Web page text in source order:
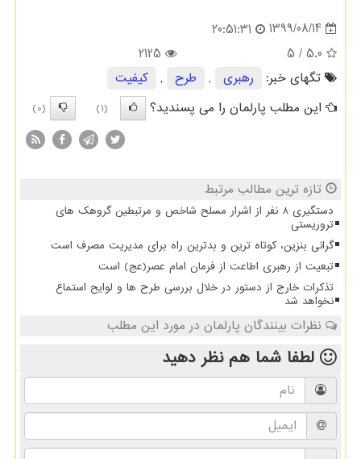
1399/08/14
20:51:31
5.0
/ 5
2125
تگهای خبر:
رهبری , طرح ,
كیفیت
این مطلب پارلمان را می پسندید؟
(1)
(0)
تازه ترین مطالب مرتبط
دستگیری 8 نفر از اشرار مسلح شاخص و مرتبطین گروهک های
تروریستی
گرانی بنزین، کوتاه ترین و بدترین راه برای مدیریت مصرف است
تبعیت از رهبری اطاعت از فرمان امام عصر(عج) است
تذکرات خارج از دستور در خلال بررسی طرح ها و لوایح استماع
نخواهد شد
نظرات بینندگان پارلمان در مورد این مطلب
لطفا شما همنظر دهید